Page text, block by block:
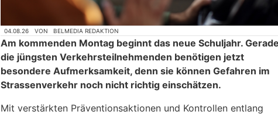
04.08.26 VON BELMEDIA REDAKTION
Am kommenden Montag beginnt das neue Schuljahr. Gerade
die jüngsten Verkehrsteilnehmenden benötigen jetzt
besondere Aufmerksamkeit, denn sie können Gefahren im
Strassenverkehr noch nicht richtig einschätzen.
Mit verstärkten Präventionsaktionen und Kontrollen entlang